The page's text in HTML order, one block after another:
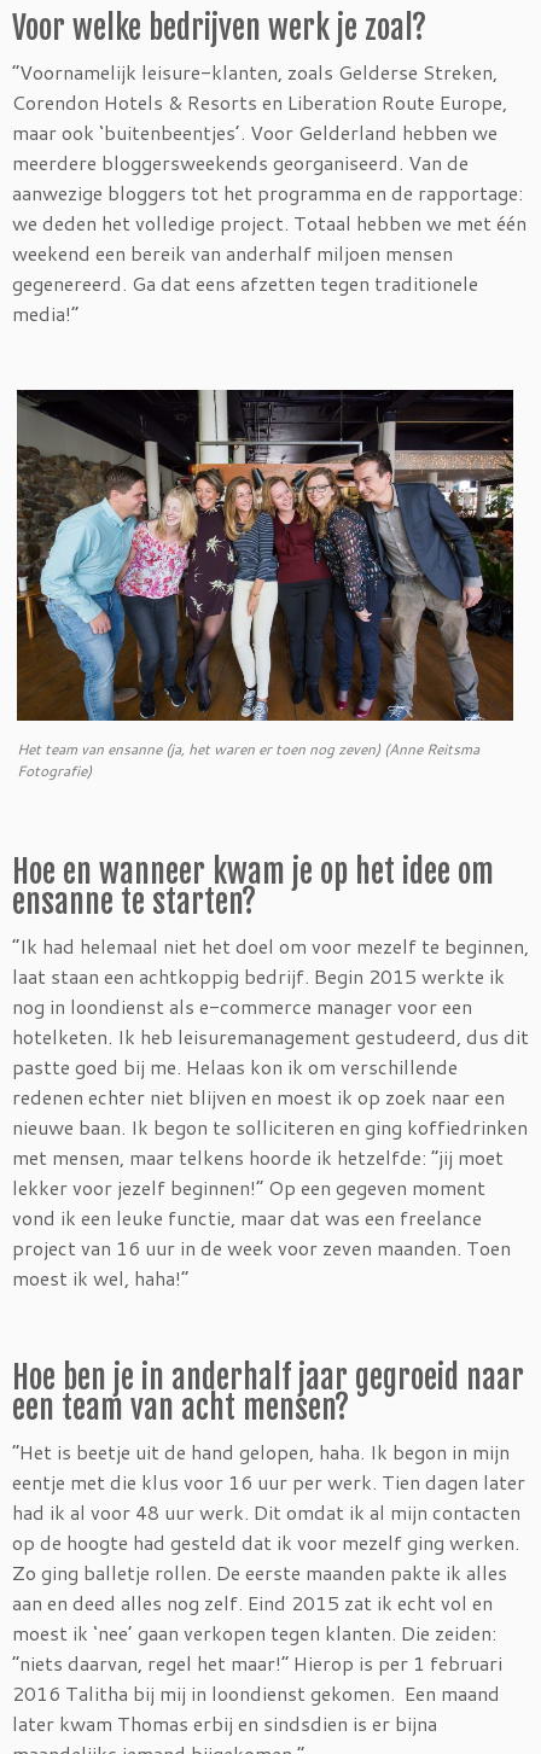
Voor welke bedrijven werk je zoal?
“Voornamelijk leisure-klanten, zoals Gelderse Streken,
Corendon Hotels & Resorts en Liberation Route Europe,
maar ook ‘buitenbeentjes’. Voor Gelderland hebben we
meerdere bloggersweekends georganiseerd. Van de
aanwezige bloggers tot het programma en de rapportage:
we deden het volledige project. Totaal hebben we met één
weekend een bereik van anderhalf miljoen mensen
gegenereerd. Ga dat eens afzetten tegen traditionele
media!”
Het team van ensanne (ja, het waren er toen nog zeven) (Anne Reitsma
Fotografie)
Hoe en wanneer kwam je op het idee om
ensanne te starten?
“Ik had helemaal niet het doel om voor mezelf te beginnen,
laat staan een achtkoppig bedrijf. Begin 2015 werkte ik
nog in loondienst als e-commerce manager voor een
hotelketen. Ik heb leisuremanagement gestudeerd, dus dit
pastte goed bij me. Helaas kon ik om verschillende
redenen echter niet blijven en moest ik op zoek naar een
nieuwe baan. Ik begon te solliciteren en ging koffiedrinken
met mensen, maar telkens hoorde ik hetzelfde: “jij moet
lekker voor jezelf beginnen!” Op een gegeven moment
vond ik een leuke functie, maar dat was een freelance
project van 16 uur in de week voor zeven maanden. Toen
moest ik wel, haha!”
Hoe ben je in anderhalf jaar gegroeid naar
een team van acht mensen?
“Het is beetje uit de hand gelopen, haha. Ik begon in mijn
eentje met die klus voor 16 uur per werk. Tien dagen later
had ik al voor 48 uur werk. Dit omdat ik al mijn contacten
op de hoogte had gesteld dat ik voor mezelf ging werken.
Zo ging balletje rollen. De eerste maanden pakte ik alles
aan en deed alles nog zelf. Eind 2015 zat ik echt vol en
moest ik ‘nee’ gaan verkopen tegen klanten. Die zeiden:
“niets daarvan, regel het maar!” Hierop is per 1 februari
2016 Talitha bij mij in loondienst gekomen. Een maand
later kwam Thomas erbij en sindsdien is er bijna